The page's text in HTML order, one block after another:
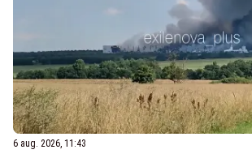
6 aug. 2026, 11:43